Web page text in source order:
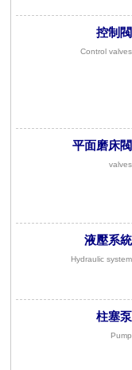
控制閥
Control valves
平面磨床閥
valves
液壓系統
Hydraulic system
柱塞泵
Pump